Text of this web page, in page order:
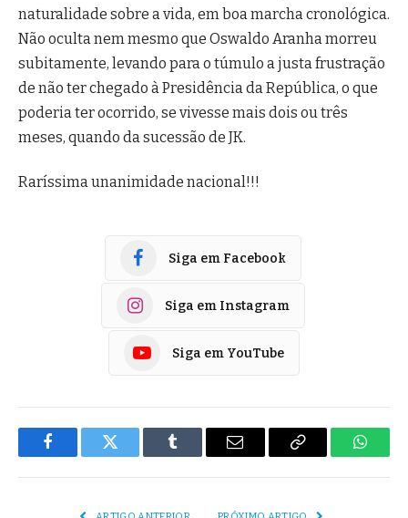
naturalidade sobre a vida, em boa marcha cronológica.
Não oculta nem mesmo que Oswaldo Aranha morreu
subitamente, levando para o túmulo a justa frustração
de não ter chegado à Presidência da República, o que
poderia ter ocorrido, se vivesse mais dois ou três
meses, quando da sucessão de JK.
Raríssima unanimidade nacional!!!
Siga em Facebook
Siga em Instagram
Siga em YouTube
FacebookTwitter Tumblr
E-
Copiar